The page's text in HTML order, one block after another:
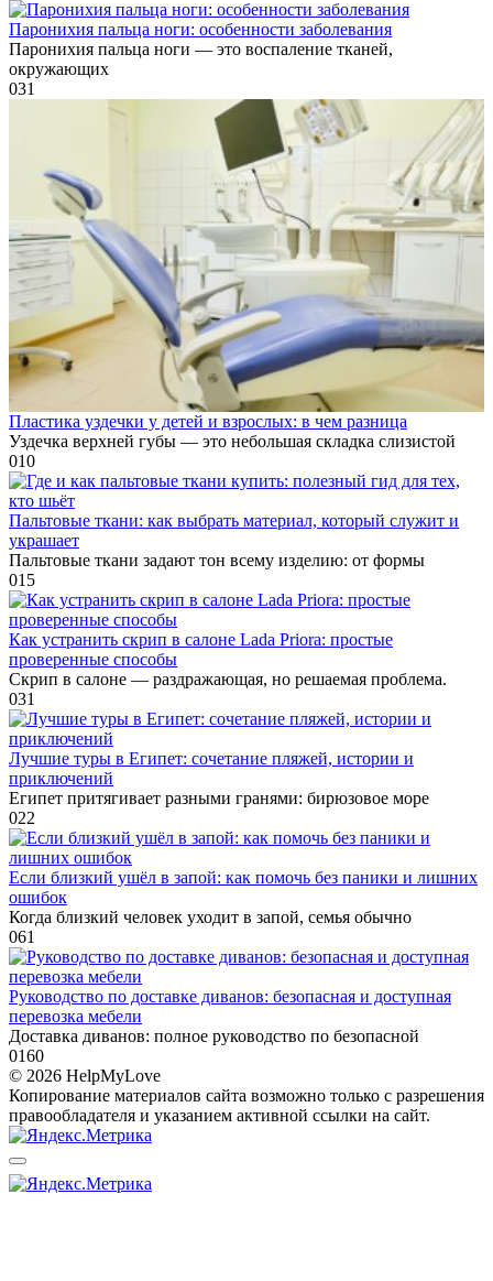
Паронихия пальца ноги: особенности заболевания
Паронихия пальца ноги — это воспаление тканей,
окружающих
031
Пластика уздечки у детей и взрослых: в чем разница
Уздечка верхней губы — это небольшая складка слизистой
010
Пальтовые ткани: как выбрать материал, который служит и
украшает
Пальтовые ткани задают тон всему изделию: от формы
015
Как устранить скрип в салоне Lada Priora: простые
проверенные способы
Скрип в салоне — раздражающая, но решаемая проблема.
031
Лучшие туры в Египет: сочетание пляжей, истории и
приключений
Египет притягивает разными гранями: бирюзовое море
022
Если близкий ушёл в запой: как помочь без паники и лишних
ошибок
Когда близкий человек уходит в запой, семья обычно
061
Руководство по доставке диванов: безопасная и доступная
перевозка мебели
Доставка диванов: полное руководство по безопасной
0160
© 2026 HelpMyLove
Копирование материалов сайта возможно только с разрешения
правообладателя и указанием активной ссылки на сайт.